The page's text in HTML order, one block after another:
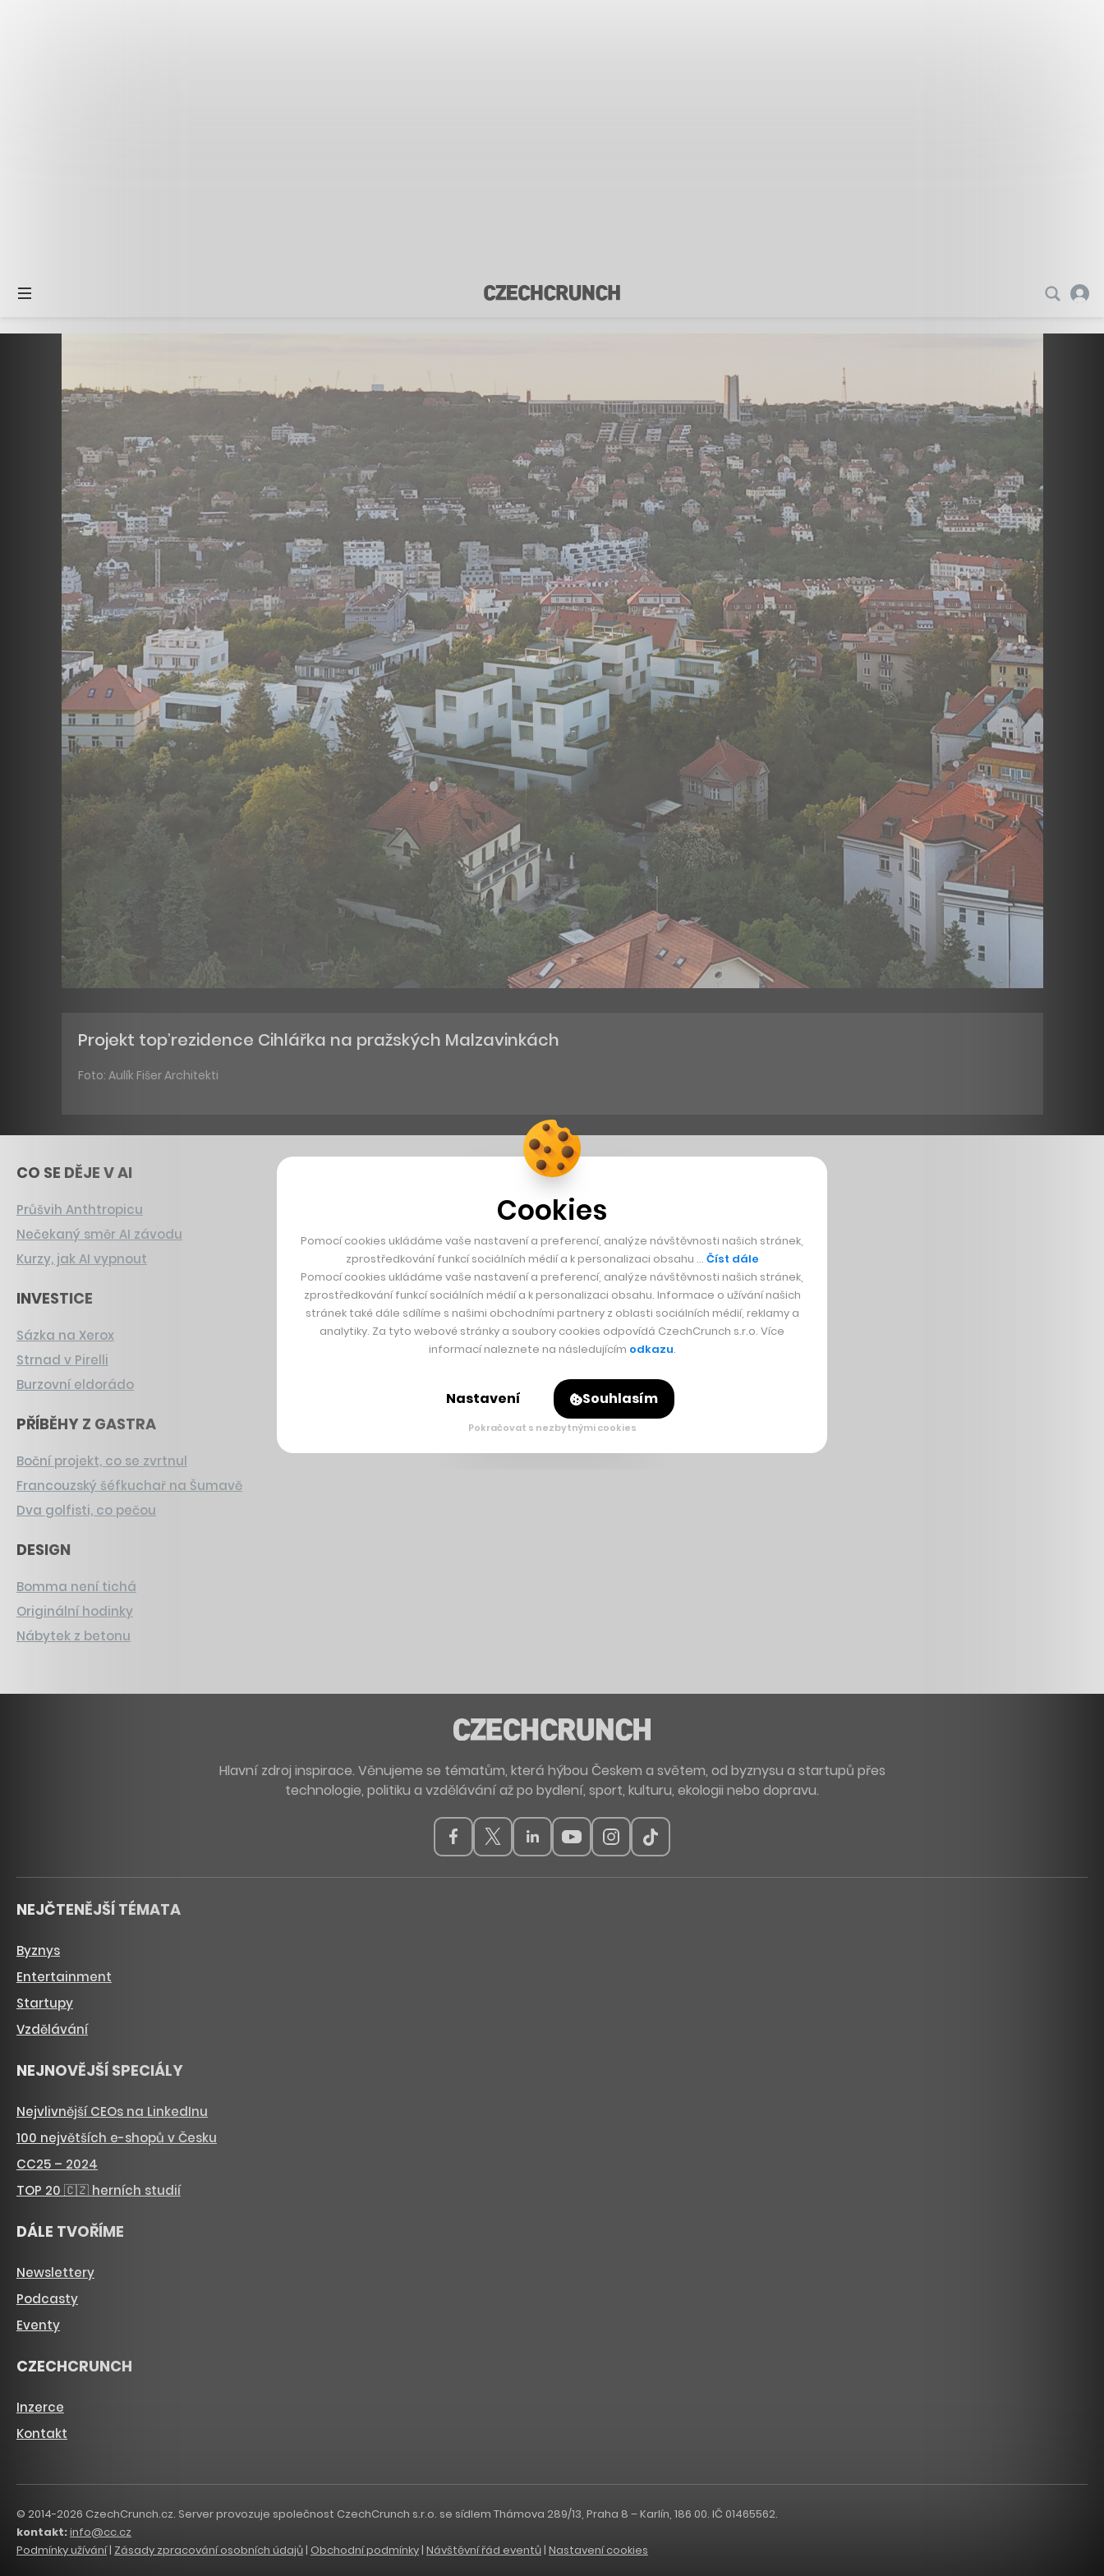
Projekt top’rezidence Cihlářka na pražských Malzavinkách
Foto: Aulík Fišer Architekti
CO SE DĚJE V AI
Průšvih Anthtropicu
Nečekaný směr AI závodu
Kurzy, jak AI vypnout
INVESTICE
Sázka na Xerox
Strnad v Pirelli
Burzovní eldorádo
PŘÍBĚHY Z GASTRA
Boční projekt, co se zvrtnul
Francouzský šéfkuchař na Šumavě
Dva golfisti, co pečou
DESIGN
Bomma není tichá
Originální hodinky
Nábytek z betonu
Hlavní zdroj inspirace. Věnujeme se tématům, která hýbou Českem a světem, od byznysu a startupů přes
technologie, politiku a vzdělávání až po bydlení, sport, kulturu, ekologii nebo dopravu.
NEJČTENĚJŠÍ TÉMATA
Byznys
Entertainment
Startupy
Vzdělávání
NEJNOVĚJŠÍ SPECIÁLY
Nejvlivnější CEOs na LinkedInu
100 největších e-shopů v Česku
CC25 – 2024
TOP 20 🇨🇿 herních studií
DÁLE TVOŘÍME
Newslettery
Podcasty
Eventy
CZECHCRUNCH
Inzerce
Kontakt
© 2014-2026 CzechCrunch.cz. Server provozuje společnost CzechCrunch s.r.o. se sídlem Thámova 289/13, Praha 8 – Karlín, 186 00. IČ 01465562.
kontakt:info@cc.cz
Podmínky užívání| Zásady zpracování osobních údajů| Obchodní podmínky| Návštěvní řád eventů| Nastavení cookies
Cookies
Pomocí cookies ukládáme vaše nastavení a preferencí, analýze návštěvnosti našich stránek,
zprostředkování funkcí sociálních médií a k personalizaci obsahu … Číst dále
Pomocí cookies ukládáme vaše nastavení a preferencí, analýze návštěvnosti našich stránek,
zprostředkování funkcí sociálních médií a k personalizaci obsahu. Informace o užívání našich
stránek také dále sdílíme s našimi obchodními partnery z oblasti sociálních médií, reklamy a
analytiky. Za tyto webové stránky a soubory cookies odpovídá CzechCrunch s.r.o. Více
informací naleznete na následujícím odkazu.
Nastavení Souhlasím
Pokračovat s nezbytnými cookies